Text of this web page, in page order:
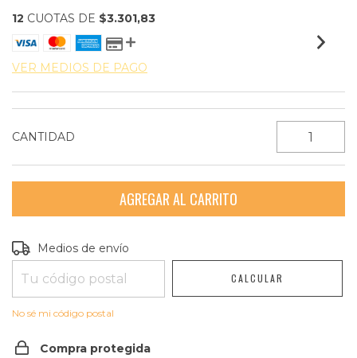
12 CUOTAS DE $3.301,83
VER MEDIOS DE PAGO
CANTIDAD
Entregas para el CP:
Medios de envío
CALCULAR
No sé mi código postal
Compra protegida